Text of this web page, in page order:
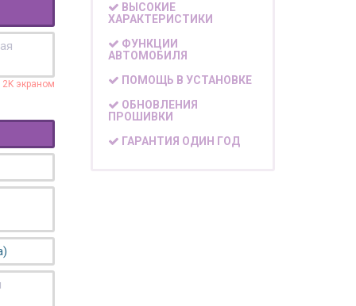
2K экраном
ВЫСОКИЕ
ХАРАКТЕРИСТИКИ
ФУНКЦИИ
АВТОМОБИЛЯ
ПОМОЩЬ В УСТАНОВКЕ
ОБНОВЛЕНИЯ
ПРОШИВКИ
ГАРАНТИЯ ОДИН ГОД